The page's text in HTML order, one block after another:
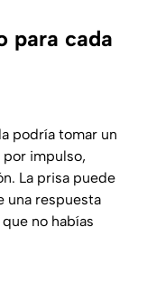
para cada
podría tomar un
impulso,
La prisa puede
una respuesta
no habías